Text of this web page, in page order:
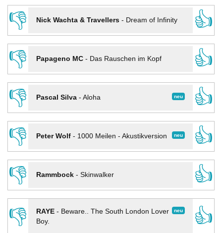
👎
Nick Wachta & Travellers- Dream of Infinity
👍
👎
Papageno MC- Das Rauschen im Kopf
👍
👎
neu
Pascal Silva- Aloha
👍
👎
neu
Peter Wolf- 1000 Meilen - Akustikversion
👍
👎
Rammbock- Skinwalker
👍
👎
neu
RAYE- Beware.. The South London Lover
Boy.
👍